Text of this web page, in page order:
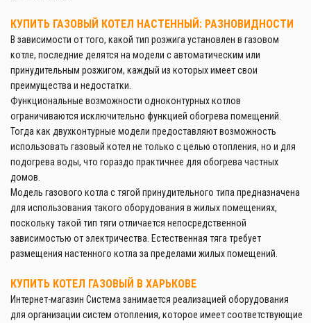
КУПИТЬ ГАЗОВЫЙ КОТЕЛ НАСТЕННЫЙ: РАЗНОВИДНОСТИ
В зависимости от того, какой тип розжига установлен в газовом
котле, последние делятся на модели с автоматическим или
принудительным розжигом, каждый из которых имеет свои
преимущества и недостатки.
Функциональные возможности одноконтурных котлов
ограничиваются исключительно функцией обогрева помещений.
Тогда как двухконтурные модели предоставляют возможность
использовать газовый котел не только с целью отопления, но и для
подогрева воды, что гораздо практичнее для обогрева частных
домов.
Модель газового котла с тягой принудительного типа предназначена
для использования такого оборудования в жилых помещениях,
поскольку такой тип тяги отличается непосредственной
зависимостью от электричества. Естественная тяга требует
размещения настенного котла за пределами жилых помещений.
КУПИТЬ КОТЕЛ ГАЗОВЫЙ В ХАРЬКОВЕ
Интернет-магазин Система занимается реализацией оборудования
для организации систем отопления, которое имеет соответствующие